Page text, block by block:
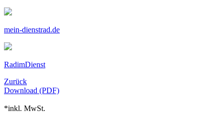
mein-dienstrad.de
RadimDienst
Zurück
Download (PDF)
*inkl. MwSt.